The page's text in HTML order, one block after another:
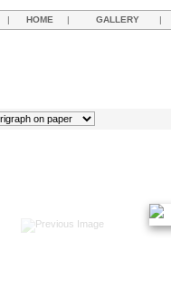
| HOME | GALLERY |